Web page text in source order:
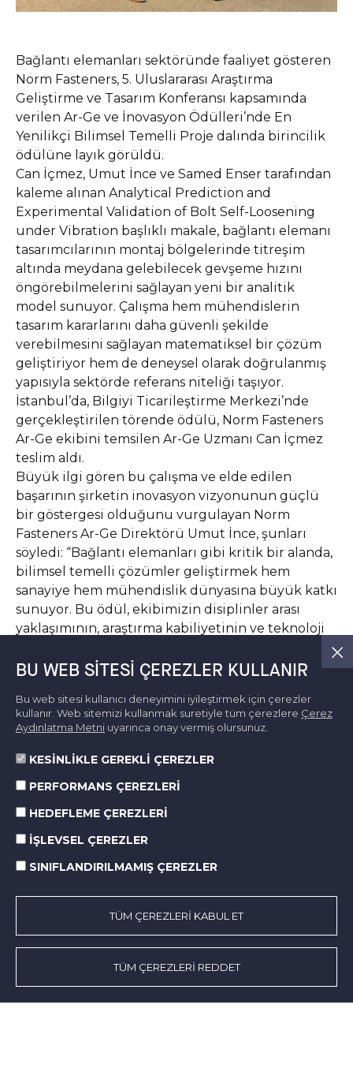
Bağlantı elemanları sektöründe faaliyet gösteren
Norm Fasteners, 5. Uluslararası Araştırma
Geliştirme ve Tasarım Konferansı kapsamında
verilen Ar-Ge ve İnovasyon Ödülleri’nde En
Yenilikçi Bilimsel Temelli Proje dalında birincilik
ödülüne layık görüldü.
Can İçmez, Umut İnce ve Samed Enser tarafından
kaleme alınan Analytical Prediction and
Experimental Validation of Bolt Self-Loosening
under Vibration başlıklı makale, bağlantı elemanı
tasarımcılarının montaj bölgelerinde titreşim
altında meydana gelebilecek gevşeme hızını
öngörebilmelerini sağlayan yeni bir analitik
model sunuyor. Çalışma hem mühendislerin
tasarım kararlarını daha güvenli şekilde
verebilmesini sağlayan matematiksel bir çözüm
geliştiriyor hem de deneysel olarak doğrulanmış
yapısıyla sektörde referans niteliği taşıyor.
İstanbul’da, Bilgiyi Ticarileştirme Merkezi’nde
gerçekleştirilen törende ödülü, Norm Fasteners
Ar-Ge ekibini temsilen Ar-Ge Uzmanı Can İçmez
teslim aldı.
Büyük ilgi gören bu çalışma ve elde edilen
başarının şirketin inovasyon vizyonunun güçlü
bir göstergesi olduğunu vurgulayan Norm
Fasteners Ar-Ge Direktörü Umut İnce, şunları
söyledi: “Bağlantı elemanları gibi kritik bir alanda,
bilimsel temelli çözümler geliştirmek hem
sanayiye hem mühendislik dünyasına büyük katkı
sunuyor. Bu ödül, ekibimizin disiplinler arası
yaklaşımının, araştırma kabiliyetinin ve teknoloji
aldığımız güçle inovasyon odaklı projeler
geliştirerek sektöre yön vermeye devam
edeceğiz.”
Haber Detay
Faaliyet Alanları
BU WEB SITESI ÇEREZLER KULLANIR
Bu web sitesi kullanıcı deneyimini iyileştirmek için çerezler
kullanır. Web sitemizi kullanmak suretiyle tüm çerezlere Çerez
Aydınlatma Metni uyarınca onay vermiş olursunuz.
KESİNLİKLE GEREKLİ ÇEREZLER
PERFORMANS ÇEREZLERİ
HEDEFLEME ÇEREZLERİ
İŞLEVSEL ÇEREZLER
SINIFLANDIRILMAMIŞ ÇEREZLER
TÜM ÇEREZLERİ KABUL ET
TÜM ÇEREZLERİ REDDET